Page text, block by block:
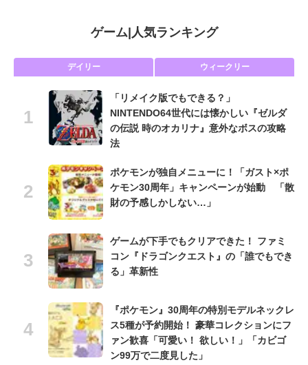
ゲーム| 人気ランキング
デイリー ウィークリー
「リメイク版でもできる？」
NINTENDO64世代には懐かしい『ゼルダ
の伝説 時のオカリナ』意外なボスの攻略
法
ポケモンが独自メニューに！「ガスト×ポ
ケモン30周年」キャンペーンが始動 「散
財の予感しかしない…」
ゲームが下手でもクリアできた！ ファミ
コン『ドラゴンクエスト』の「誰でもでき
る」革新性
『ポケモン』30周年の特別モデルネックレ
ス5種が予約開始！ 豪華コレクションにフ
ァン歓喜「可愛い！ 欲しい！」「カビゴ
ン99万で二度見した」